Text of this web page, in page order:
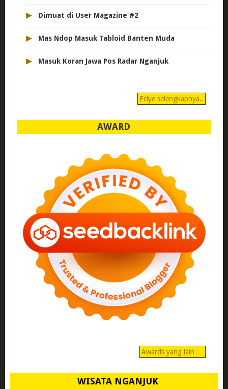
▸ Dimuat di User Magazine #2
▸ Mas Ndop Masuk Tabloid Banten Muda
▸ Masuk Koran Jawa Pos Radar Nganjuk
Eciye selengkapnya..
AWARD
Awards yang lain…
WISATA NGANJUK